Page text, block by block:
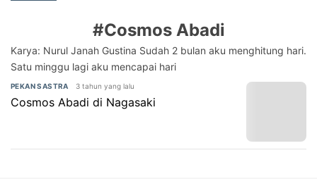
#Cosmos Abadi
Karya: Nurul Janah Gustina Sudah 2 bulan aku menghitung hari.
Satu minggu lagi aku mencapai hari
PEKAN SASTRA 3 tahun yang lalu
Cosmos Abadi di Nagasaki